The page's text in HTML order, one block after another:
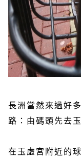
長洲當然來過好
路：由碼頭先去
在玉虛宮附近的